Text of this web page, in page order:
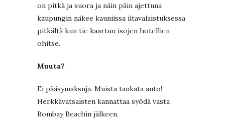
on pitkä ja suora ja näin päin ajettuna
kaupungin näkee kauniissa iltavalaistuksessa
pitkältä kun tie kaartuu isojen hotellien
ohitse.
Muuta?
Ei pääsymaksuja. Muista tankata auto!
Herkkävatsaisten kannattaa syödä vasta
Bombay Beachin jälkeen.